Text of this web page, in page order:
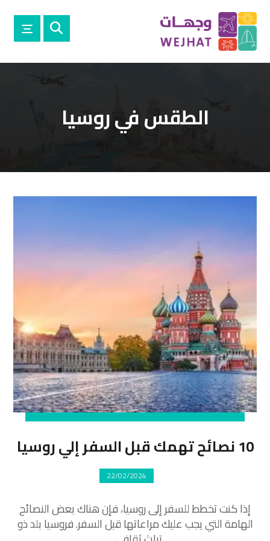
الطقس في روسيا
10 نصائح تهمك قبل السفر إلي روسيا
22/02/2024
إذا كنت تخطط للسفر إلى روسيا، فإن هناك بعض النصائح
الهامة التي يجب عليك مراعاتها قبل السفر. فروسيا بلد ذو